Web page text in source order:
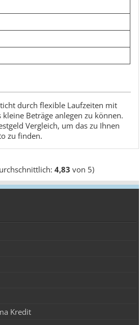
durch flexible Laufzeiten mit
Beträge anlegen zu können.
Vergleich, um das zu Ihnen
zu finden.
4,83 von 5)
Kredit